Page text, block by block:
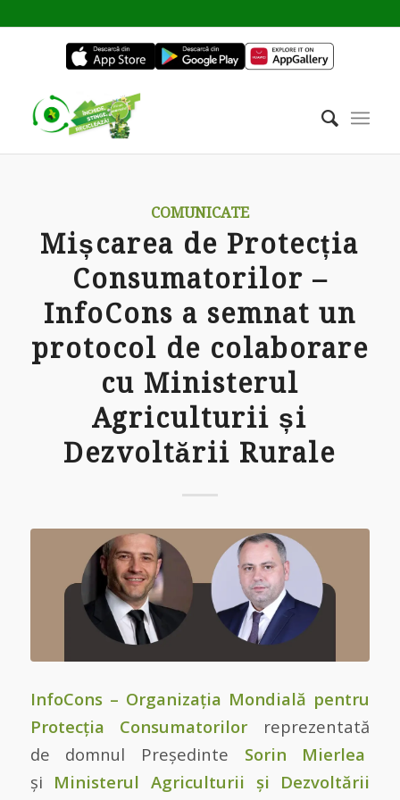
COMUNICATE
Mișcarea de Protecția
Consumatorilor –
InfoCons a semnat un
protocol de colaborare
cu Ministerul
Agriculturii și
Dezvoltării Rurale
InfoCons – Organizația Mondială pentru
Protecția Consumatorilor reprezentată
de domnul Președinte Sorin Mierlea
și Ministerul Agriculturii și Dezvoltării